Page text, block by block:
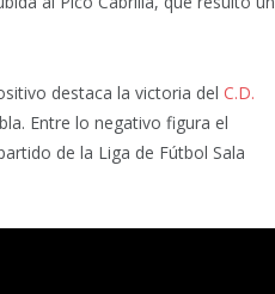
destaca la victoria del C.D.
Entre lo negativo figura el
de la Liga de Fútbol Sala